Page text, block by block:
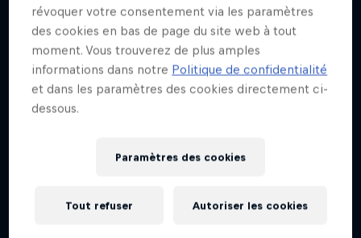
révoquer votre consentement via les paramètres
des cookies en bas de page du site web à tout
moment. Vous trouverez de plus amples
informations dans notre Politique de confidentialité
et dans les paramètres des cookies directement ci-
dessous.
Paramètres des cookies
Tout refuser Autoriser les cookies